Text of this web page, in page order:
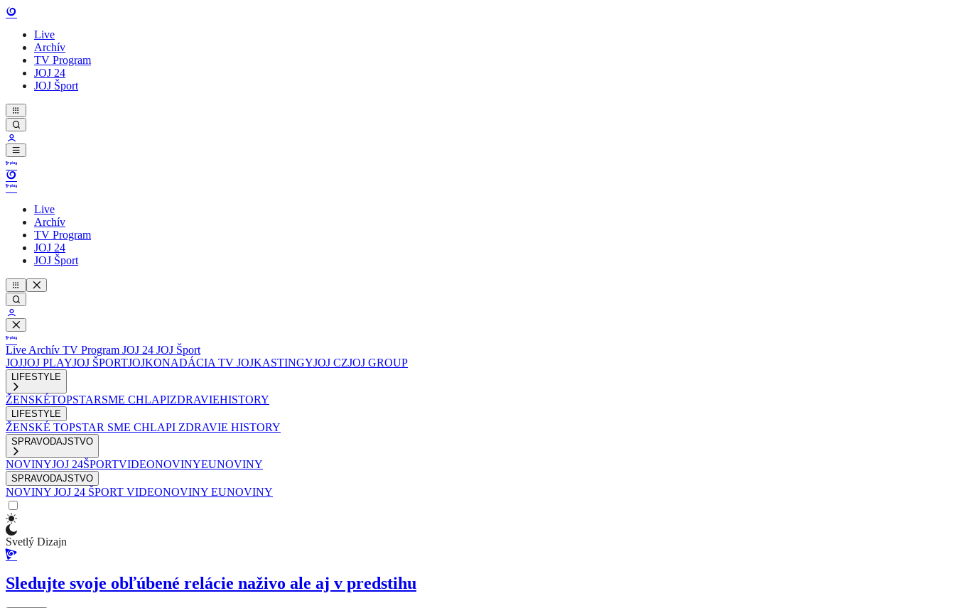
Live
Archív
TV Program
JOJ 24
JOJ Šport
Live
Archív
TV Program
JOJ 24
JOJ Šport
Live Archív TV Program JOJ 24 JOJ Šport
JOJJOJ PLAYJOJ ŠPORTJOJKONADÁCIA TV JOJKASTINGYJOJ CZJOJ GROUP
LIFESTYLE
ŽENSKÉTOPSTARSME CHLAPIZDRAVIEHISTORY
LIFESTYLE
ŽENSKÉ TOPSTAR SME CHLAPI ZDRAVIE HISTORY
SPRAVODAJSTVO
NOVINYJOJ 24ŠPORTVIDEONOVINYEUNOVINY
SPRAVODAJSTVO
NOVINY JOJ 24 ŠPORT VIDEONOVINY EUNOVINY
Svetlý Dizajn
Sledujte svoje obľúbené relácie naživo ale aj v predstihu